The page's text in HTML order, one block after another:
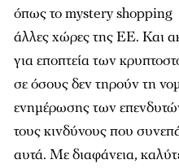
όπως το mystery shopping
άλλες χώρες της ΕΕ. Και
για εποπτεία των
σε όσους δεν τηρούν τη
ενημέρωσης των
τους κινδύνους που
αυτά. Με διαφάνεια,